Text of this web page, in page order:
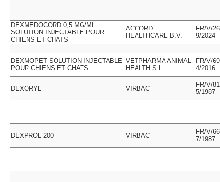
DEXMEDOCORD 0,5 MG/ML
SOLUTION INJECTABLE POUR
CHIENS ET CHATS
ACCORD
HEALTHCARE B.V.
FR/V/
9/2024
DEXMOPET SOLUTION INJECTABLE
POUR CHIENS ET CHATS
VETPHARMA ANIMAL
HEALTH S.L.
FR/V/
4/2016
DEXORYL VIRBAC
FR/V/
5/1987
DEXPROL 200 VIRBAC
FR/V/
7/1987